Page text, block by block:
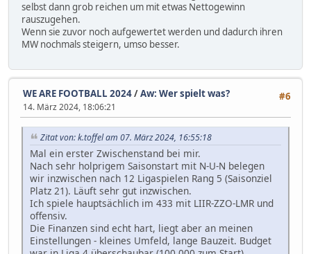
selbst dann grob reichen um mit etwas Nettogewinn
rauszugehen.
Wenn sie zuvor noch aufgewertet werden und dadurch ihren
MW nochmals steigern, umso besser.
#6
WE ARE FOOTBALL 2024/Aw: Wer spielt was?
14. März 2024, 18:06:21
Zitat von: k.toffel am 07. März 2024, 16:55:18
Mal ein erster Zwischenstand bei mir.
Nach sehr holprigem Saisonstart mit N-U-N belegen
wir inzwischen nach 12 Ligaspielen Rang 5 (Saisonziel
Platz 21). Läuft sehr gut inzwischen.
Ich spiele hauptsächlich im 433 mit LIIR-ZZO-LMR und
offensiv.
Die Finanzen sind echt hart, liegt aber an meinen
Einstellungen - kleines Umfeld, lange Bauzeit. Budget